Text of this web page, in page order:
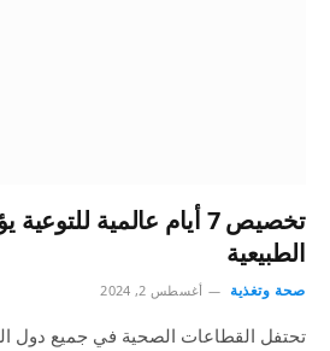
تخصيص 7 أيام عالمية
الطبيعية
صحة وتغذية أغسطس 2, 2024
تحتفل القطاعات الصحية في جميع دول